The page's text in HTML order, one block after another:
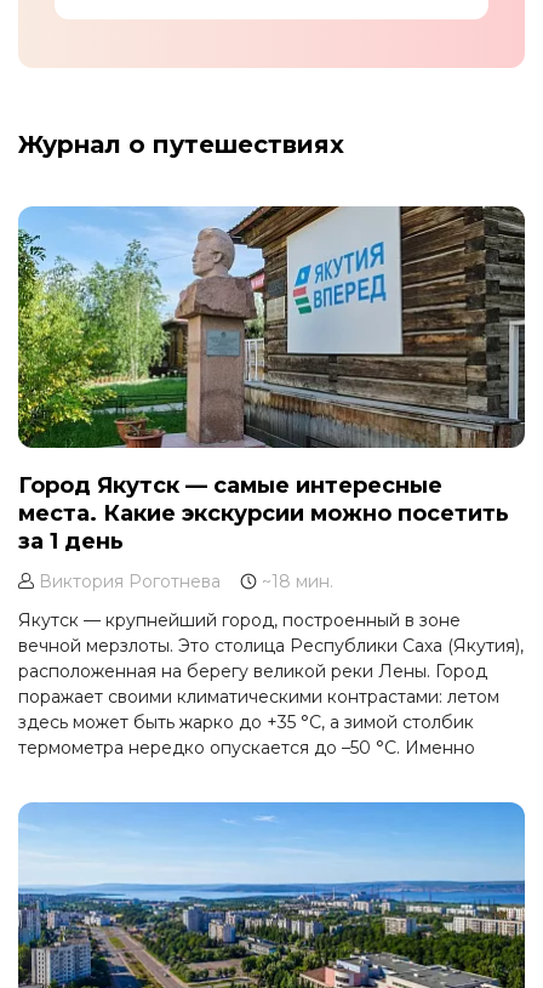
Журнал о путешествиях
Город Якутск — самые интересные
места. Какие экскурсии можно посетить
за 1 день
Виктория Роготнева
~18 мин.
Якутск — крупнейший город, построенный в зоне
вечной мерзлоты. Это столица Республики Саха (Якутия),
расположенная на берегу великой реки Лены. Город
поражает своими климатическими контрастами: летом
здесь может быть жарко до +35 °C, а зимой столбик
термометра нередко опускается до –50 °C. Именно
познакомиться с уникальной культурой якутского
народа.